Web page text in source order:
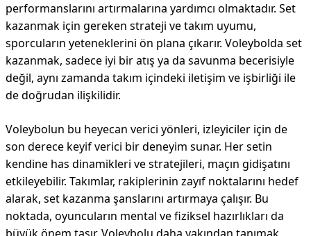
performanslarını artırmalarına yardımcı olmaktadır. Set
kazanmak için gereken strateji ve takım uyumu,
sporcuların yeteneklerini ön plana çıkarır. Voleybolda set
kazanmak, sadece iyi bir atış ya da savunma becerisiyle
değil, aynı zamanda takım içindeki iletişim ve işbirliği ile
de doğrudan ilişkilidir.
Voleybolun bu heyecan verici yönleri, izleyiciler için de
son derece keyif verici bir deneyim sunar. Her setin
kendine has dinamikleri ve stratejileri, maçın gidişatını
etkileyebilir. Takımlar, rakiplerinin zayıf noktalarını hedef
alarak, set kazanma şanslarını artırmaya çalışır. Bu
noktada, oyuncuların mental ve fiziksel hazırlıkları da